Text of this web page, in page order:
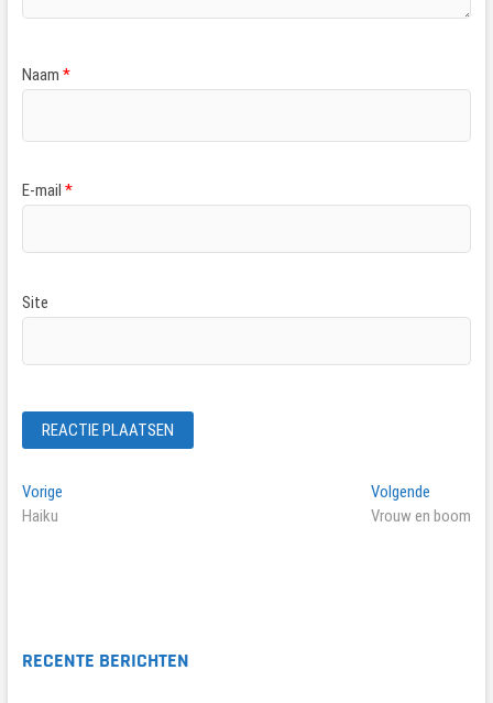
Naam *
E-mail *
Site
Bericht
navigatie
VorigeVorig
Haiku
Volgende
bericht:
Vrouw en boom
RECENTE BERICHTEN